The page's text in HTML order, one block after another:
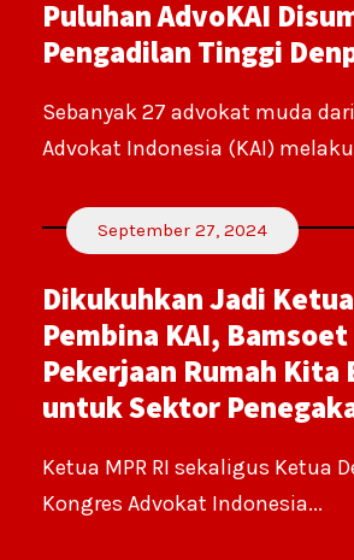
Puluhan AdvoKAI
Pengadilan Tinggi
Sebanyak 27 advokat muda
Advokat Indonesia (KAI)
September 27, 2024
Dikukuhkan Jadi
Pembina KAI, Bamsoet
Pekerjaan Rumah Kita
untuk Sektor
Ketua MPR RI sekaligus Ketua
Kongres Advokat Indonesia...